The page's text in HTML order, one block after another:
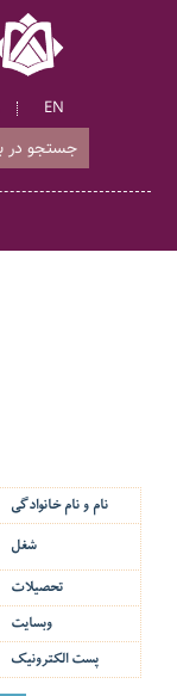
EN
نام و نام خانوادگی
شغل
تحصیلات
وبسایت
پست الکترونیک